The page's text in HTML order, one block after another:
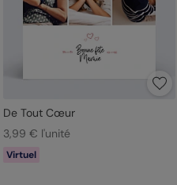
De Tout Cœur
3,99 € l'unité
Virtuel